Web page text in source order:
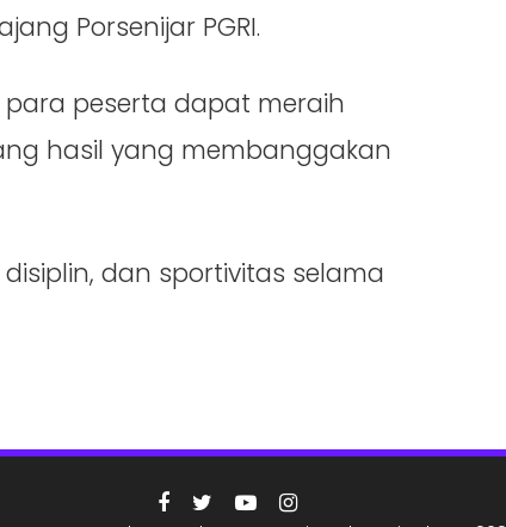
Porsenijar PGRI.
para peserta dapat meraih
hasil yang membanggakan
dan sportivitas selama